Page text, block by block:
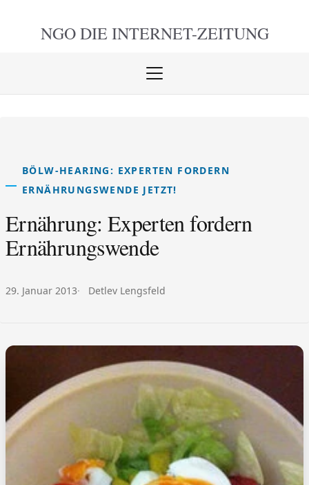
NGO DIE INTERNET-ZEITUNG
Menü
BÖLW-HEARING: EXPERTEN FORDERN
ERNÄHRUNGSWENDE JETZT!
Ernährung: Experten fordern
Ernährungswende
Veröffentlicht am:
29. Januar 2013 Autor:
Detlev Lengsfeld